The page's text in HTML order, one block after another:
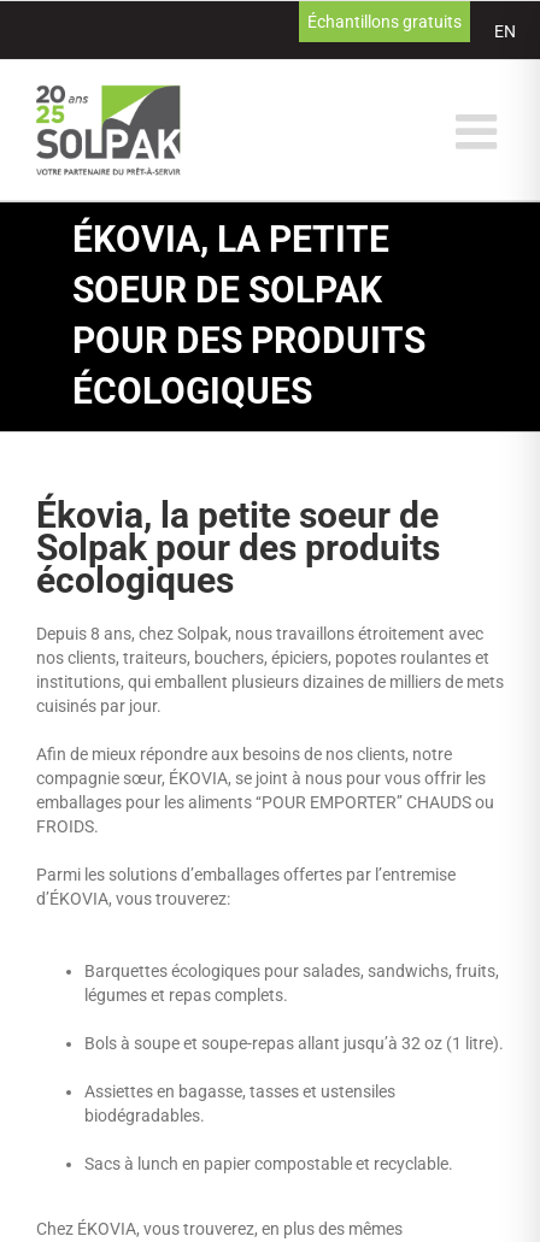
contenu
EN
Échantillons gratuits
ÉKOVIA, LA PETITE
SOEUR DE SOLPAK
POUR DES PRODUITS
ÉCOLOGIQUES
Ékovia, la petite soeur de
Solpak pour des produits
écologiques
Depuis 8 ans, chez Solpak, nous travaillons étroitement avec
nos clients, traiteurs, bouchers, épiciers, popotes roulantes et
institutions, qui emballent plusieurs dizaines de milliers de mets
cuisinés par jour.
Afin de mieux répondre aux besoins de nos clients, notre
compagnie sœur, ÉKOVIA, se joint à nous pour vous offrir les
emballages pour les aliments ‘‘POUR EMPORTER’’ CHAUDS ou
FROIDS.
Parmi les solutions d’emballages offertes par l’entremise
d’ÉKOVIA, vous trouverez:
Barquettes écologiques pour salades, sandwichs, fruits,
légumes et repas complets.
Bols à soupe et soupe-repas allant jusqu’à 32 oz (1 litre).
Assiettes en bagasse, tasses et ustensiles
biodégradables.
Sacs à lunch en papier compostable et recyclable.
Chez ÉKOVIA, vous trouverez, en plus des mêmes